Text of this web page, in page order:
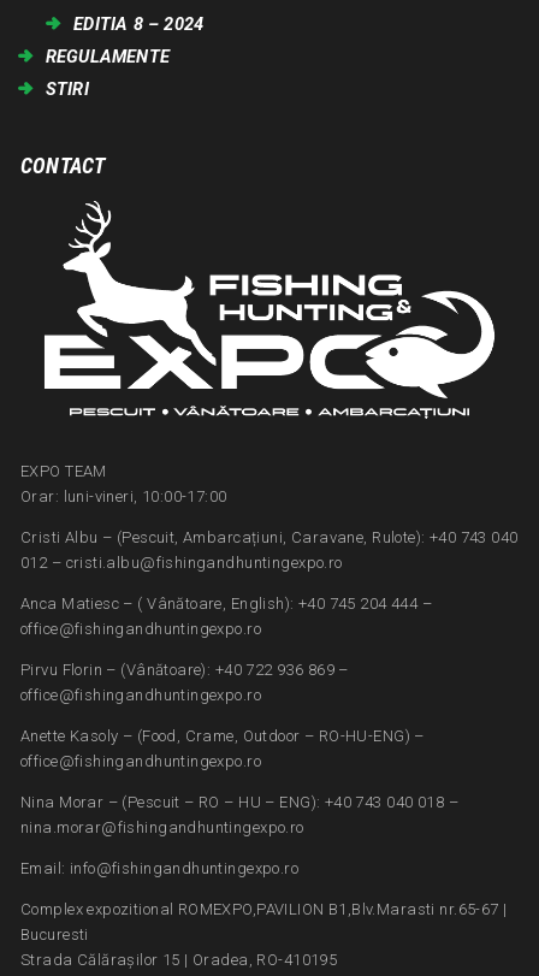
EDITIA 8 – 2024
REGULAMENTE
STIRI
CONTACT
EXPO TEAM
Orar: luni-vineri, 10:00-17:00
Cristi Albu – (Pescuit, Ambarcațiuni, Caravane, Rulote): +40 743 040
012 – cristi.albu@fishingandhuntingexpo.ro
Anca Matiesc – ( Vânătoare, English): +40 745 204 444 –
office@fishingandhuntingexpo.ro
Pirvu Florin – (Vânătoare): +40 722 936 869 –
office@fishingandhuntingexpo.ro
Anette Kasoly – (Food, Crame, Outdoor – RO-HU-ENG) –
office@fishingandhuntingexpo.ro
Nina Morar – (Pescuit – RO – HU – ENG): +40 743 040 018 –
nina.morar@fishingandhuntingexpo.ro
Email: info@fishingandhuntingexpo.ro
Complex expozitional ROMEXPO,PAVILION B1,Blv.Marasti nr.65-67 |
Bucuresti
Strada Călărașilor 15 | Oradea, RO-410195